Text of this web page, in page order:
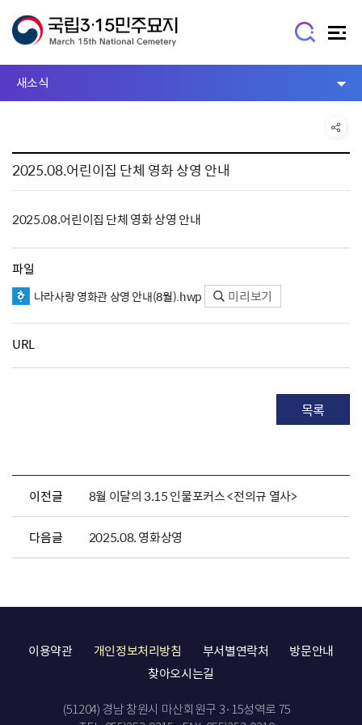
새소식
2025.08.어린이집 단체 영화 상영 안내
2025.08.어린이집 단체 영화 상영 안내
파일
나라사랑 영화관 상영 안내(8월).hwp 미리보기
URL
목록
이전글 8월 이달의 3.15 인물포커스 <전의규 열사>
다음글 2025.08. 영화상영
이용약관 개인정보처리방침 부서별연락처
방문안내
찾아오시는길
(51204) 경남 창원시 마산회원구 3·15성역로 75